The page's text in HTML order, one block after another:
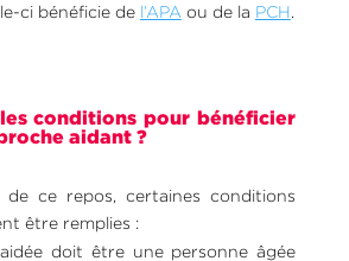
ci bénéficie de l’APA ou de la PCH
conditions pour bénéficier
aidant ?
de ce repos, certaines conditions
être remplies :
doit être une personne âgée